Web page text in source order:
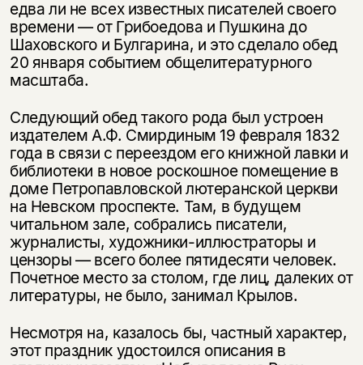
едва ли не всех известных писателей своего
времени — от Грибоедова и Пушкина до
Шаховского и Булгарина, и это сделало обед
20 января событием общелитературного
масштаба.
Следующий обед такого рода был устроен
издателем А.Ф. Смирдиным 19 февраля 1832
года в связи с переездом его книжной лавки и
библиотеки в новое роскошное помещение в
доме Петропавловской лютеранской церкви
на Невском проспекте. Там, в будущем
читальном зале, собрались писатели,
журналисты, художники-иллюстраторы и
цензоры — всего более пятидесяти человек.
Почетное место за столом, где лиц, далеких от
литературы, не было, занимал Крылов.
Несмотря на, казалось бы, частный характер,
этот праздник удостоился описания в